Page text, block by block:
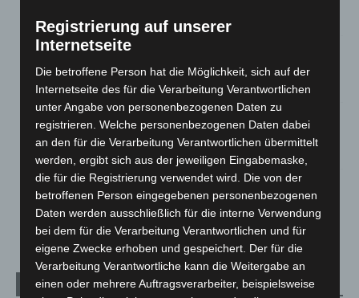
7. August 2026
Brand im „Haus der Begegnung“ in Neuwarmbüchen schnell
eingedämmt
6. August 2026
Region Hannover: 21 neue Notfallsanitäter starten beim
Roten Kreuz
Mann läuft mit Hockeyschläger über A7 – Polizei sucht
Zeugen
5. August 2026
Kategorien
Registrierung auf unserer
Internetseite
Die betroffene Person hat die Möglichkeit, sich auf der
Internetseite des für die Verarbeitung Verantwortlichen
unter Angabe von personenbezogenen Daten zu
registrieren. Welche personenbezogenen Daten dabei
an den für die Verarbeitung Verantwortlichen übermittelt
werden, ergibt sich aus der jeweiligen Eingabemaske,
die für die Registrierung verwendet wird. Die von der
betroffenen Person eingegebenen personenbezogenen
Daten werden ausschließlich für die interne Verwendung
bei dem für die Verarbeitung Verantwortlichen und für
eigene Zwecke erhoben und gespeichert. Der für die
Verarbeitung Verantwortliche kann die Weitergabe an
einen oder mehrere Auftragsverarbeiter, beispielsweise